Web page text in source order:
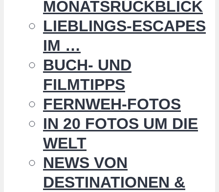
MONATSRÜCKBLICK
LIEBLINGS-ESCAPES
IM …
BUCH- UND
FILMTIPPS
FERNWEH-FOTOS
IN 20 FOTOS UM DIE
WELT
NEWS VON
DESTINATIONEN &